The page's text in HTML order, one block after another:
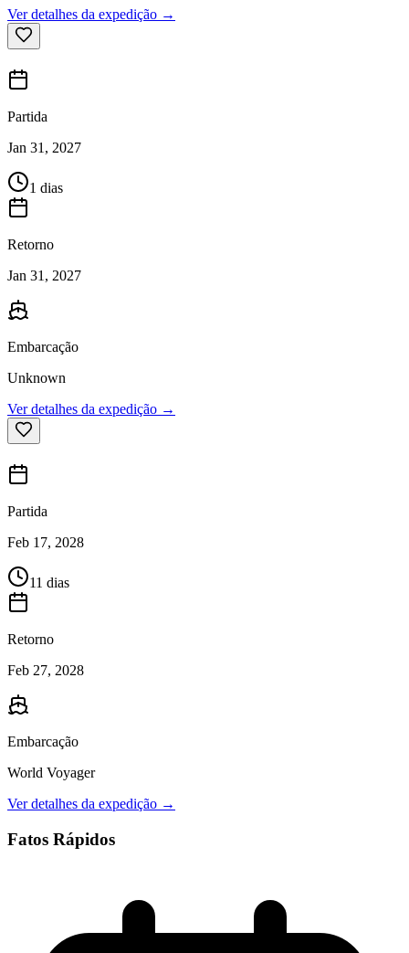
Ver detalhes da expedição →
Partida
Jan 31, 2027
1 dias
Retorno
Jan 31, 2027
Embarcação
Unknown
Ver detalhes da expedição →
Partida
Feb 17, 2028
11 dias
Retorno
Feb 27, 2028
Embarcação
World Voyager
Ver detalhes da expedição →
Fatos Rápidos